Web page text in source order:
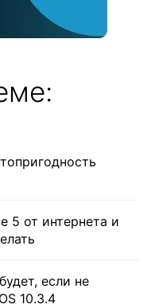
5 от интернета и
если не
10.3.4